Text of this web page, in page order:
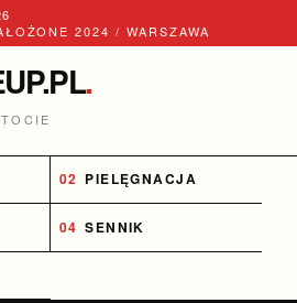
2024 / WARSZAWA
.
PIELĘGNACJA
SENNIK